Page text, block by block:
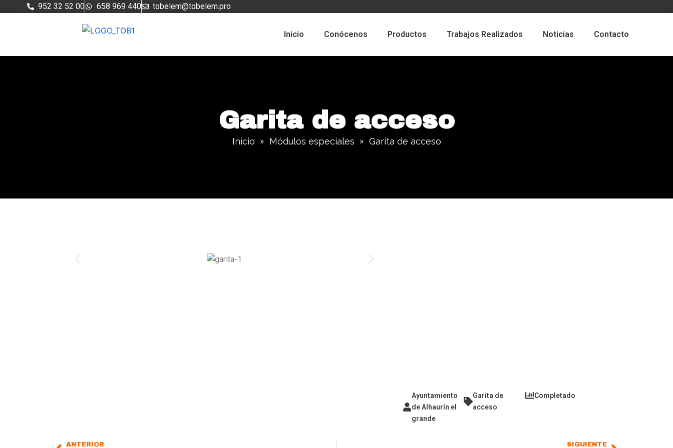
952 32 52 00 658 969 440 tobelem@tobelem.pro
Inicio Conócenos Productos Trabajos Realizados Noticias Contacto
Garita de acceso
Inicio » Módulos especiales » Garita de acceso
Ayuntamiento
de Alhaurín el
grande
Garita de
acceso
Completado
ANTERIOR SIGUIENTE